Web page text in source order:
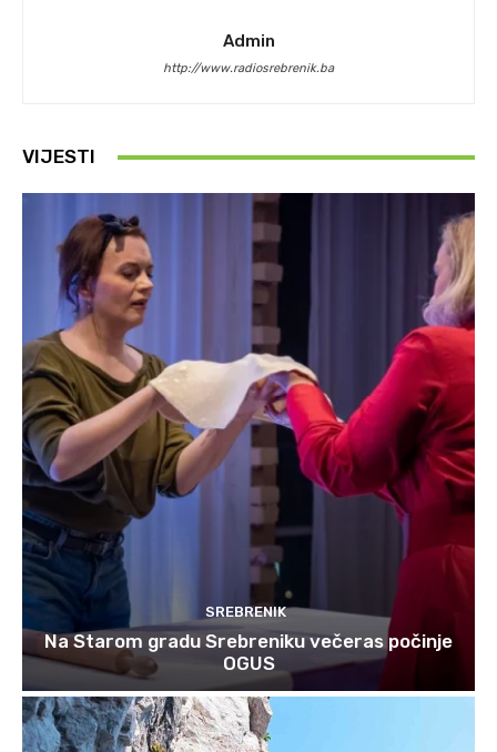
Admin
http://www.radiosrebrenik.ba
VIJESTI
SREBRENIK
Na Starom gradu Srebreniku večeras počinje
OGUS